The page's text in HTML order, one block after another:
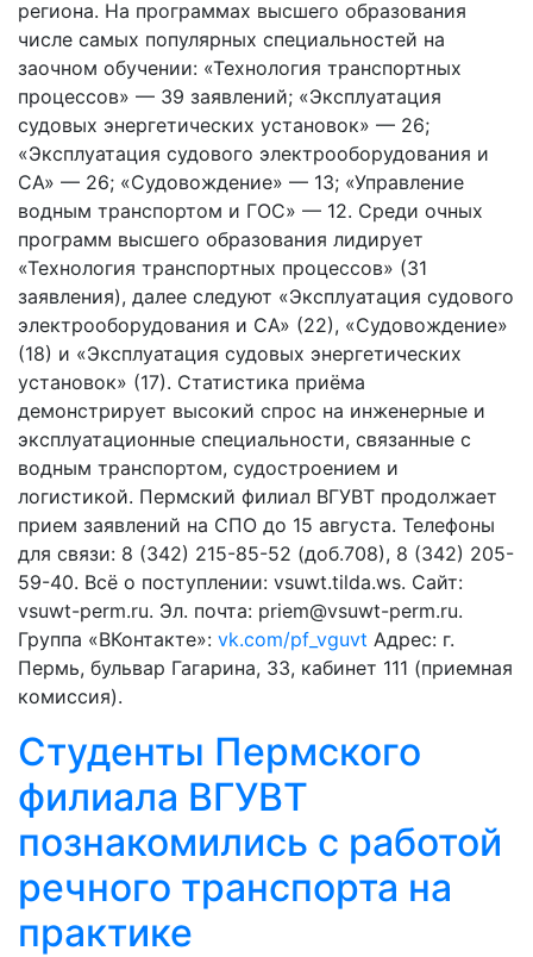
региона. На программах высшего образования
числе самых популярных специальностей на
заочном обучении: «Технология транспортных
процессов» — 39 заявлений; «Эксплуатация
судовых энергетических установок» — 26;
«Эксплуатация судового электрооборудования и
СА» — 26; «Судовождение» — 13; «Управление
водным транспортом и ГОС» — 12. Среди очных
программ высшего образования лидирует
«Технология транспортных процессов» (31
заявления), далее следуют «Эксплуатация судового
электрооборудования и СА» (22), «Судовождение»
(18) и «Эксплуатация судовых энергетических
установок» (17). Статистика приёма
демонстрирует высокий спрос на инженерные и
эксплуатационные специальности, связанные с
водным транспортом, судостроением и
логистикой. Пермский филиал ВГУВТ продолжает
прием заявлений на СПО до 15 августа. Телефоны
для связи: 8 (342) 215-85-52 (доб.708), 8 (342) 205-
59-40. Всё о поступлении: vsuwt.tilda.ws. Сайт:
vsuwt-perm.ru. Эл. почта: priem@vsuwt-perm.ru.
Группа «ВКонтакте»: vk.com/pf_vguvt Адрес: г.
Пермь, бульвар Гагарина, 33, кабинет 111 (приемная
комиссия).
Студенты Пермского
филиала ВГУВТ
познакомились с работой
речного транспорта на
практике